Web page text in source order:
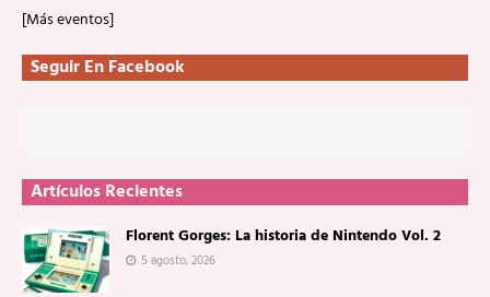
[Más eventos]
Seguir En Facebook
Artículos Recientes
Florent Gorges: La historia de Nintendo Vol. 2
5 agosto, 2026